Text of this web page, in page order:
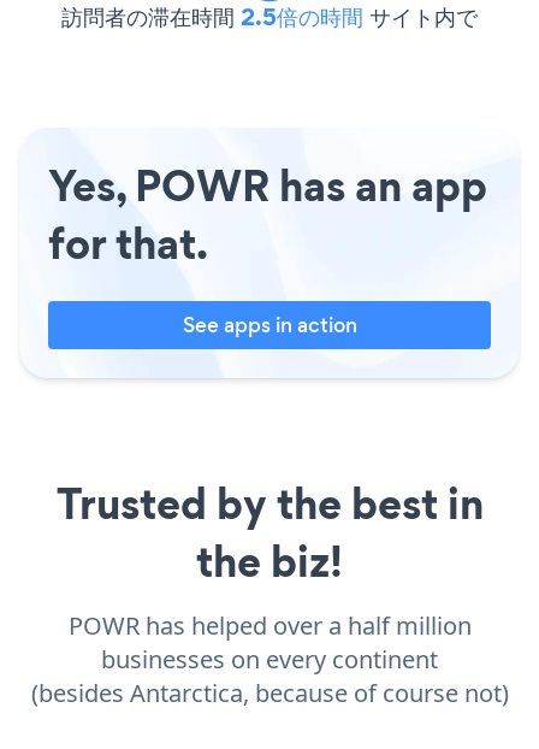
訪問者の滞在時間 2.5倍の時間 サイト内で
Yes, POWR has an app
for that.
See apps in action
Trusted by the best in
the biz!
POWR has helped over a half million
businesses on every continent
(besides Antarctica, because of course not)